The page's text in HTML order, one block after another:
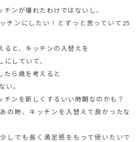
チンが壊れたわけではないし、
チンにしたい！とずっと思っていて25
ると、キッチンの入替えを
していて、
たら歳を考えると
い。
チンを新しくするいい時期なのかも？
の時、キッチンを入替えて良かったな
しでも長く満足感をもって使いたいで